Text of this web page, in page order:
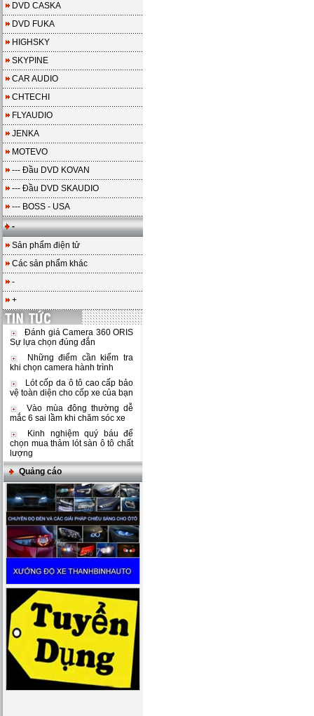
DVD CASKA
DVD FUKA
HIGHSKY
SKYPINE
CAR AUDIO
CHTECHI
FLYAUDIO
JENKA
MOTEVO
--- Đầu DVD KOVAN
--- Đầu DVD SKAUDIO
--- BOSS - USA
-
Sản phẩm điện tử
Các sản phẩm khác
-
+
Đánh giá Camera 360 ORIS
Sự lựa chọn đúng đắn
Những điểm cần kiểm tra
khi chọn camera hành trình
Lót cốp da ô tô cao cấp bảo
vệ toàn diện cho cốp xe của bạn
Vào mùa đông thường dễ
mắc 6 sai lầm khi chăm sóc xe
Kinh nghiệm quý báu để
chọn mua thảm lót sàn ô tô chất
lượng
Quảng cáo